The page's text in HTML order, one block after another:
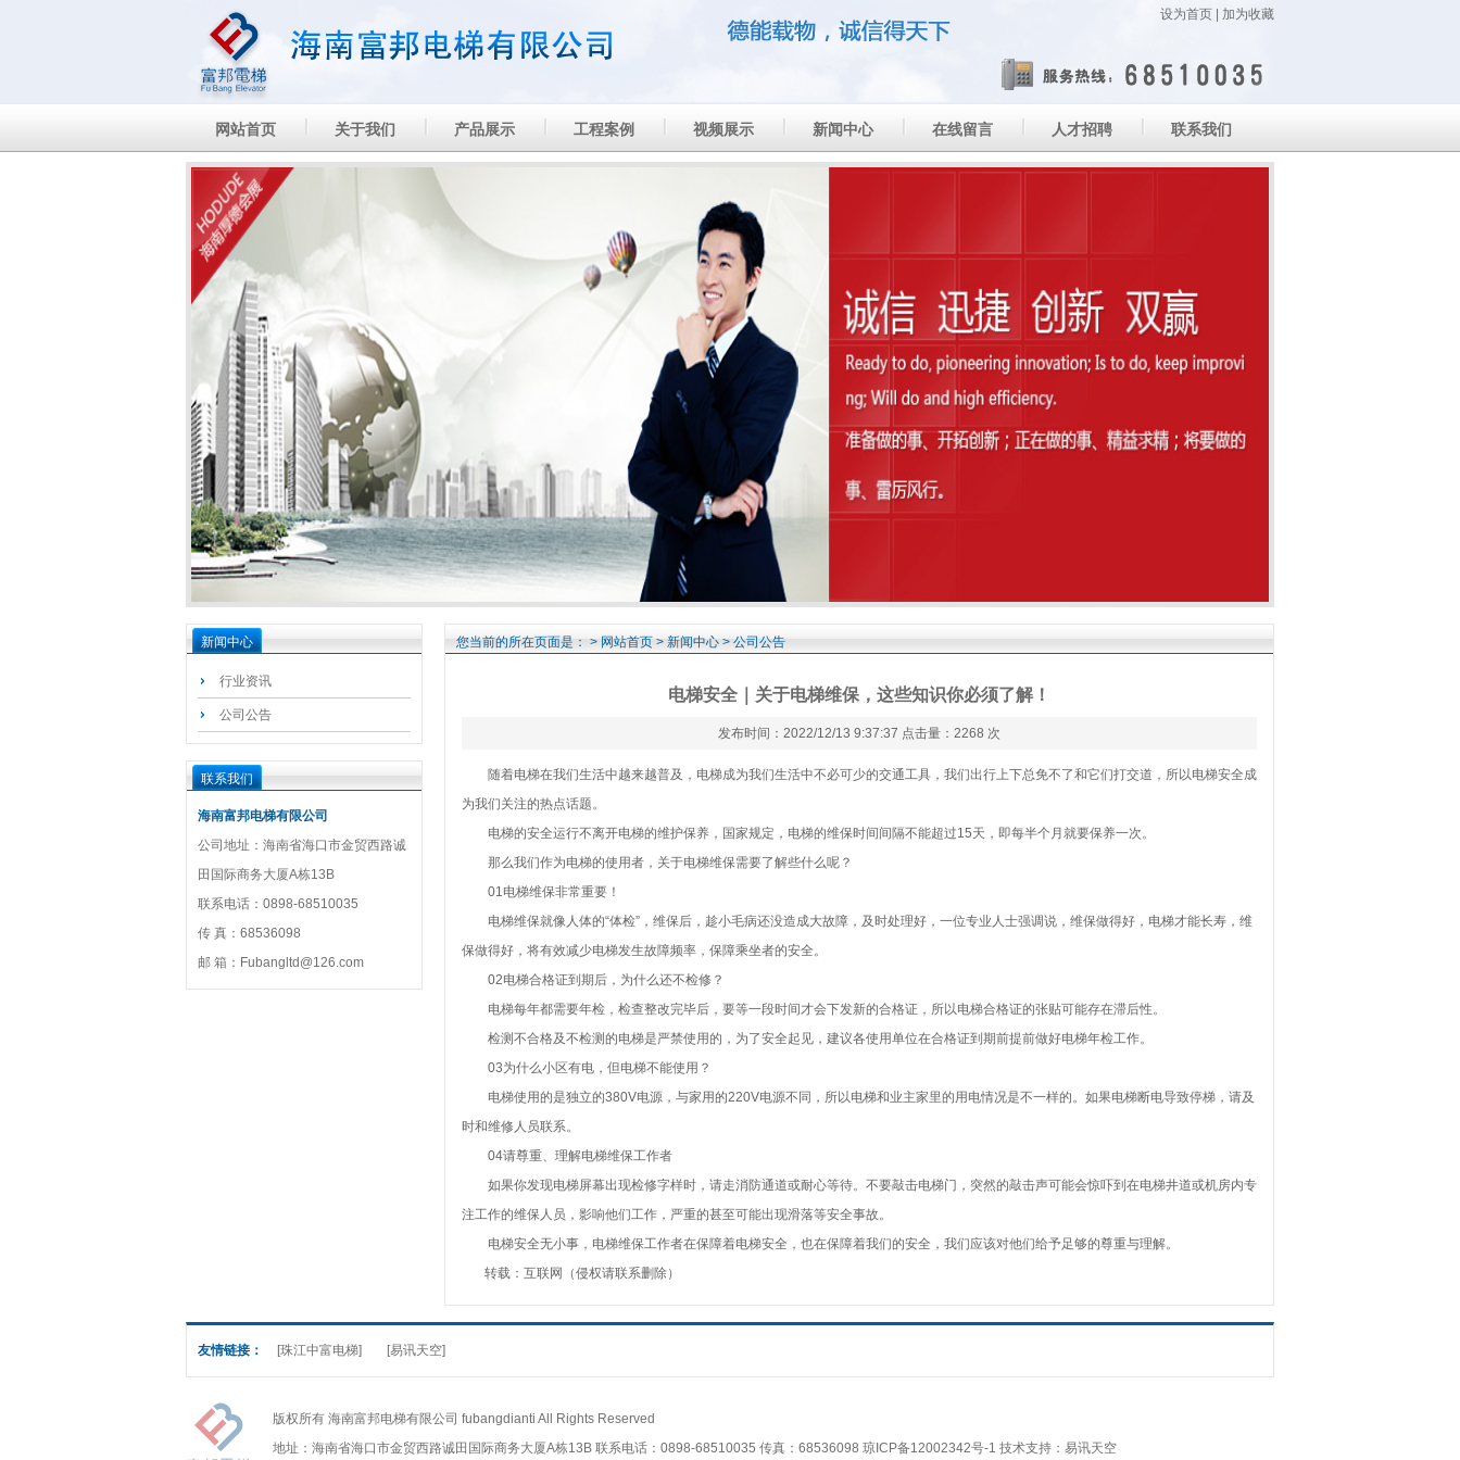
设为首页 加为收藏
网站首页 关于我们 产品展示 工程案例 视频展示 新闻中心 在线留言 人才招聘 联系我们
新闻中心
行业资讯
公司公告
联系我们
海南富邦电梯有限公司
公司地址：海南省海口市金贸西路诚
田国际商务大厦A栋13B
联系电话：0898-68510035
传 真：68536098
邮 箱：Fubangltd@126.com
您当前的所在页面是： > 网站首页 > 新闻中心 > 公司公告
电梯安全｜关于电梯维保，这些知识你必须了解！
发布时间：2022/12/13 9:37:37 点击量：2268 次
随着电梯在我们生活中越来越普及，电梯成为我们生活中不必可少的交通工具，我们出行上下总免不了和它们打交道，所以电梯安全成
为我们关注的热点话题。
电梯的安全运行不离开电梯的维护保养，国家规定，电梯的维保时间间隔不能超过15天，即每半个月就要保养一次。
那么我们作为电梯的使用者，关于电梯维保需要了解些什么呢？
01电梯维保非常重要！
电梯维保就像人体的“体检”，维保后，趁小毛病还没造成大故障，及时处理好，一位专业人士强调说，维保做得好，电梯才能长寿，维
保做得好，将有效减少电梯发生故障频率，保障乘坐者的安全。
02电梯合格证到期后，为什么还不检修？
电梯每年都需要年检，检查整改完毕后，要等一段时间才会下发新的合格证，所以电梯合格证的张贴可能存在滞后性。
检测不合格及不检测的电梯是严禁使用的，为了安全起见，建议各使用单位在合格证到期前提前做好电梯年检工作。
03为什么小区有电，但电梯不能使用？
电梯使用的是独立的380V电源，与家用的220V电源不同，所以电梯和业主家里的用电情况是不一样的。如果电梯断电导致停梯，请及
时和维修人员联系。
04请尊重、理解电梯维保工作者
如果你发现电梯屏幕出现检修字样时，请走消防通道或耐心等待。不要敲击电梯门，突然的敲击声可能会惊吓到在电梯井道或机房内专
注工作的维保人员，影响他们工作，严重的甚至可能出现滑落等安全事故。
电梯安全无小事，电梯维保工作者在保障着电梯安全，也在保障着我们的安全，我们应该对他们给予足够的尊重与理解。
转载：互联网（侵权请联系删除）
友情链接： [珠江中富电梯] [易讯天空]
版权所有 海南富邦电梯有限公司 fubangdianti All Rights Reserved
地址：海南省海口市金贸西路诚田国际商务大厦A栋13B 联系电话：0898-68510035 传真：68536098 琼ICP备12002342号-1 技术支持：易讯天空